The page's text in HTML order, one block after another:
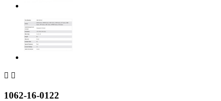
 
1062-16-0122